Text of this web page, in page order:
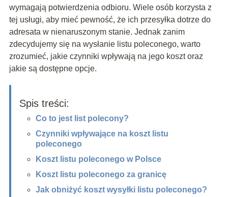
wymagają potwierdzenia odbioru. Wiele osób korzysta z
tej usługi, aby mieć pewność, że ich przesyłka dotrze do
adresata w nienaruszonym stanie. Jednak zanim
zdecydujemy się na wysłanie listu poleconego, warto
zrozumieć, jakie czynniki wpływają na jego koszt oraz
jakie są dostępne opcje.
Spis treści:
Co to jest list polecony?
Czynniki wpływające na koszt listu
poleconego
Koszt listu poleconego w Polsce
Koszt listu poleconego za granicę
Jak obniżyć koszt wysyłki listu poleconego?